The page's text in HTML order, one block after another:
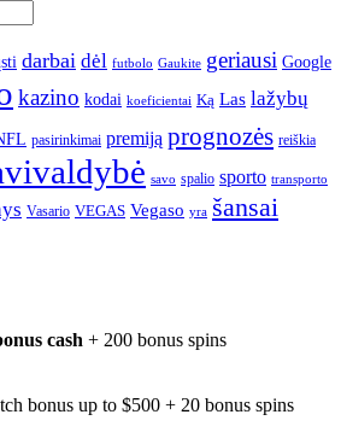
darbai dėl futbolo Gaukite geriausi Google
kazino kodai koeficientai Ką Las lažybų
pasirinkimai premiją prognozės reiškia
savo spalio sporto transporto
Vasario VEGAS Vegaso yra šansai
cash + 200 bonus spins
bonus up to $500 + 20 bonus spins